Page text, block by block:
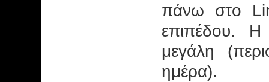
πάνω στο
επιπέδου. Η
μεγάλη
ημέρα).